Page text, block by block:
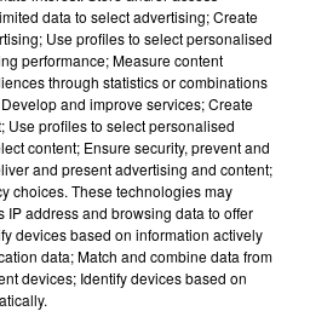
associations
6 min
data to select advertising; Create
Use profiles to select personalised
performance; Measure content
through statistics or combinations
and improve services; Create
Use profiles to select personalised
content; Ensure security, prevent and
and present advertising and content;
choices. These technologies may
address and browsing data to offer
devices based on information actively
data; Match and combine data from
devices; Identify devices based on